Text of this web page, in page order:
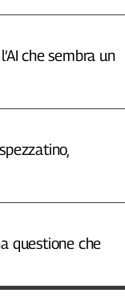
che sembra un
questione che